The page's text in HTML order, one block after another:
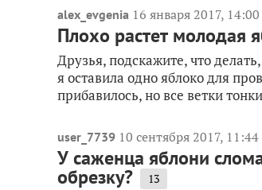
alex_evgenia 16 января 2017, 14:00
Плохо растет молодая
Друзья, подскажите, что
я оставила одно яблоко для
прибавилось, но все ветки
user_7739 10 сентября 2017, 11:44
У саженца яблони
обрезку? 13